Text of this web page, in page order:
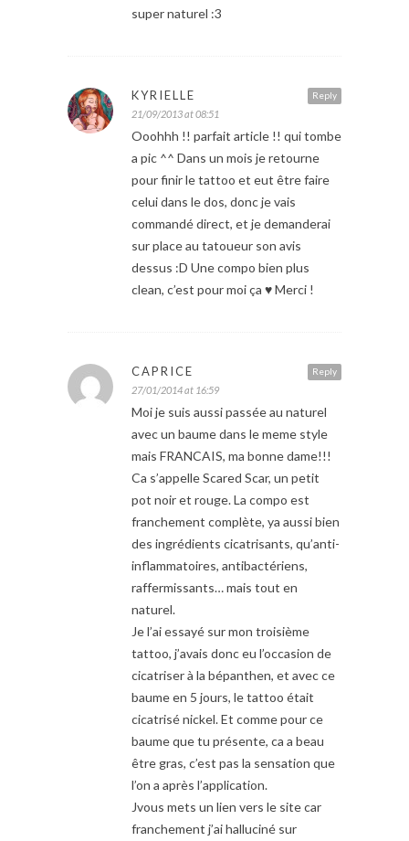
super naturel :3
Reply
KYRIELLE
21/09/2013 at 08:51
Ooohhh !! parfait article !! qui tombe
a pic ^^ Dans un mois je retourne
pour finir le tattoo et eut être faire
celui dans le dos, donc je vais
commandé direct, et je demanderai
sur place au tatoueur son avis
dessus :D Une compo bien plus
clean, c’est pour moi ça ♥ Merci !
Reply
CAPRICE
27/01/2014 at 16:59
Moi je suis aussi passée au naturel
avec un baume dans le meme style
mais FRANCAIS, ma bonne dame!!!
Ca s’appelle Scared Scar, un petit
pot noir et rouge. La compo est
franchement complète, ya aussi bien
des ingrédients cicatrisants, qu’anti-
inflammatoires, antibactériens,
raffermissants… mais tout en
naturel.
Je l’ai essayé sur mon troisième
tattoo, j’avais donc eu l’occasion de
cicatriser à la bépanthen, et avec ce
baume en 5 jours, le tattoo était
cicatrisé nickel. Et comme pour ce
baume que tu présente, ca a beau
être gras, c’est pas la sensation que
l’on a après l’application.
Jvous mets un lien vers le site car
franchement j’ai halluciné sur